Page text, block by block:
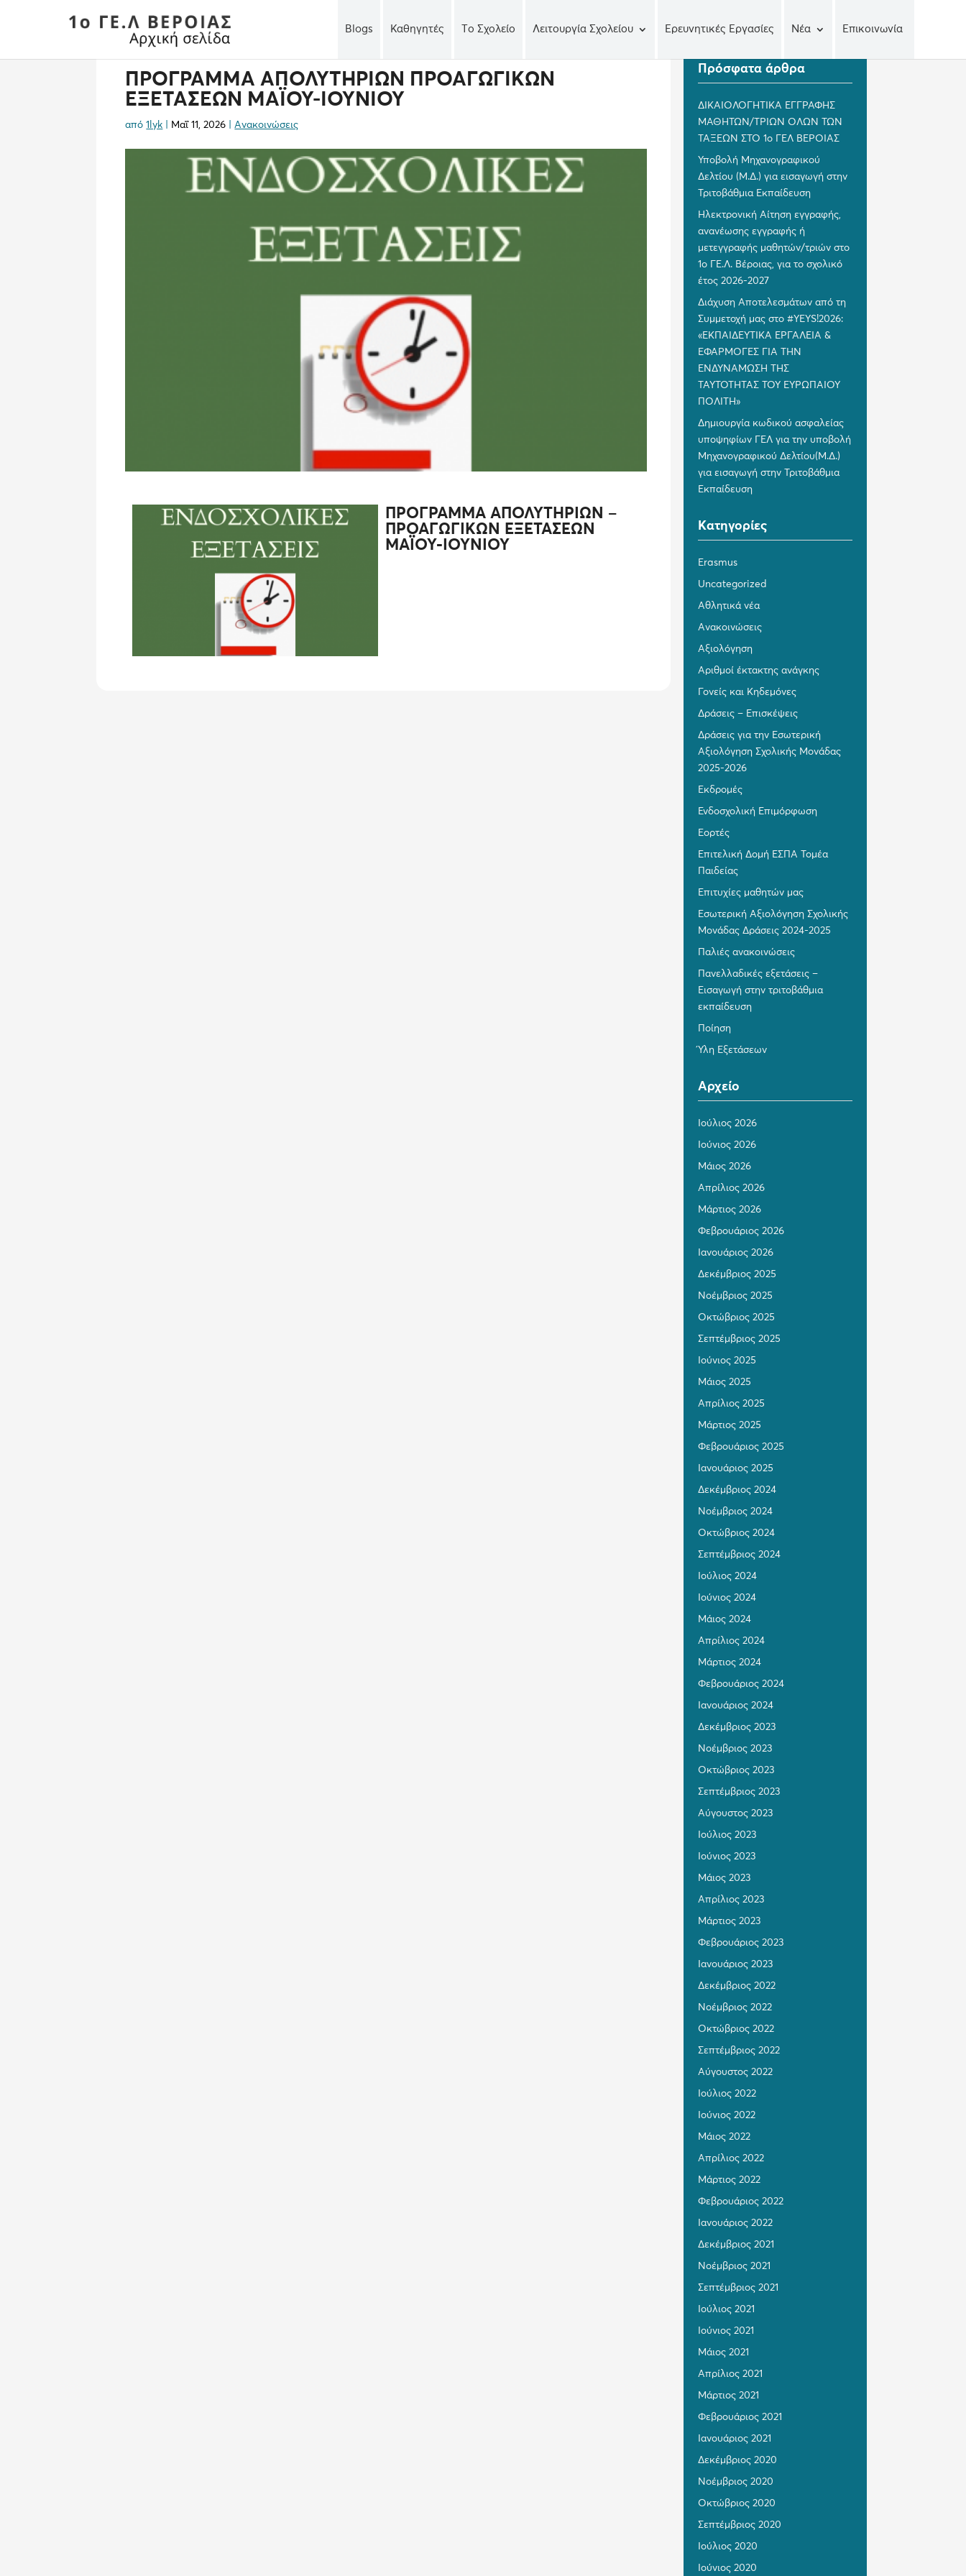
Blogs Καθηγητές Tο Σχολείο Λειτουργία Σχολείου Ερευνητικές Εργασίες Νέα Επικοινωνία
ΠΡΟΓΡΑΜΜΑ ΑΠΟΛΥΤΗΡΙΩΝ ΠΡΟΑΓΩΓΙΚΩΝ
ΕΞΕΤΑΣΕΩΝ ΜΑΪΟΥ-ΙΟΥΝΙΟΥ
από1lyk Μαΐ 11, 2026 |Ανακοινώσεις
ΠΡΟΓΡΑΜΜΑ ΑΠΟΛΥΤΗΡΙΩΝ –
ΠΡΟΑΓΩΓΙΚΩΝ ΕΞΕΤΑΣΕΩΝ
ΜΑΪΟΥ-ΙΟΥΝΙΟΥ
Πρόσφατα άρθρα
ΔΙΚΑΙΟΛΟΓΗΤΙΚΑ ΕΓΓΡΑΦΗΣ
ΜΑΘΗΤΩΝ/ΤΡΙΩΝ ΟΛΩΝ ΤΩΝ
ΤΑΞΕΩΝ ΣΤΟ 1ο ΓΕΛ ΒΕΡΟΙΑΣ
Υποβολή Μηχανογραφικού
Δελτίου (Μ.Δ.) για εισαγωγή στην
Τριτοβάθμια Εκπαίδευση
Ηλεκτρονική Αίτηση εγγραφής,
ανανέωσης εγγραφής ή
μετεγγραφής μαθητών/τριών στο
1ο ΓΕ.Λ. Βέροιας, για το σχολικό
έτος 2026-2027
Διάχυση Αποτελεσμάτων από τη
Συμμετοχή μας στο #YEYS!2026:
«ΕΚΠΑΙΔΕΥΤΙΚΑ ΕΡΓΑΛΕΙΑ &
ΕΦΑΡΜΟΓΕΣ ΓΙΑ ΤΗΝ
ΕΝΔΥΝΑΜΩΣΗ ΤΗΣ
ΤΑΥΤΟΤΗΤΑΣ ΤΟΥ ΕΥΡΩΠΑΙΟΥ
ΠΟΛΙΤΗ»
Δημιουργία κωδικού ασφαλείας
υποψηφίων ΓΕΛ για την υποβολή
Μηχανογραφικού Δελτίου(Μ.Δ.)
για εισαγωγή στην Τριτοβάθμια
Εκπαίδευση
Kατηγορίες
Erasmus
Uncategorized
Αθλητικά νέα
Ανακοινώσεις
Αξιολόγηση
Αριθμοί έκτακτης ανάγκης
Γονείς και Κηδεμόνες
Δράσεις – Επισκέψεις
Δράσεις για την Εσωτερική
Αξιολόγηση Σχολικής Μονάδας
2025-2026
Εκδρομές
Ενδοσχολική Επιμόρφωση
Εορτές
Επιτελική Δομή ΕΣΠΑ Τομέα
Παιδείας
Επιτυχίες μαθητών μας
Εσωτερική Αξιολόγηση Σχολικής
Μονάδας Δράσεις 2024-2025
Παλιές ανακοινώσεις
Πανελλαδικές εξετάσεις –
Εισαγωγή στην τριτοβάθμια
εκπαίδευση
Ποίηση
Ύλη Εξετάσεων
Αρχείο
Ιούλιος 2026
Ιούνιος 2026
Μάιος 2026
Απρίλιος 2026
Μάρτιος 2026
Φεβρουάριος 2026
Ιανουάριος 2026
Δεκέμβριος 2025
Νοέμβριος 2025
Οκτώβριος 2025
Σεπτέμβριος 2025
Ιούνιος 2025
Μάιος 2025
Απρίλιος 2025
Μάρτιος 2025
Φεβρουάριος 2025
Ιανουάριος 2025
Δεκέμβριος 2024
Νοέμβριος 2024
Οκτώβριος 2024
Σεπτέμβριος 2024
Ιούλιος 2024
Ιούνιος 2024
Μάιος 2024
Απρίλιος 2024
Μάρτιος 2024
Φεβρουάριος 2024
Ιανουάριος 2024
Δεκέμβριος 2023
Νοέμβριος 2023
Οκτώβριος 2023
Σεπτέμβριος 2023
Αύγουστος 2023
Ιούλιος 2023
Ιούνιος 2023
Μάιος 2023
Απρίλιος 2023
Μάρτιος 2023
Φεβρουάριος 2023
Ιανουάριος 2023
Δεκέμβριος 2022
Νοέμβριος 2022
Οκτώβριος 2022
Σεπτέμβριος 2022
Αύγουστος 2022
Ιούλιος 2022
Ιούνιος 2022
Μάιος 2022
Απρίλιος 2022
Μάρτιος 2022
Φεβρουάριος 2022
Ιανουάριος 2022
Δεκέμβριος 2021
Νοέμβριος 2021
Σεπτέμβριος 2021
Ιούλιος 2021
Ιούνιος 2021
Μάιος 2021
Απρίλιος 2021
Μάρτιος 2021
Φεβρουάριος 2021
Ιανουάριος 2021
Δεκέμβριος 2020
Νοέμβριος 2020
Οκτώβριος 2020
Σεπτέμβριος 2020
Ιούλιος 2020
Ιούνιος 2020